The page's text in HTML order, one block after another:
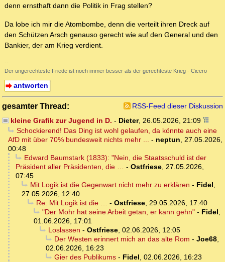
denn ernsthaft dann die Politik in Frag stellen?
Da lobe ich mir die Atombombe, denn die verteilt ihren Dreck auf
den Schützen Arsch genauso gerecht wie auf den General und den
Bankier, der am Krieg verdient.
--
Der ungerechteste Friede ist noch immer besser als der gerechteste Krieg - Cicero
antworten
gesamter Thread:
RSS-Feed dieser Diskussion
kleine Grafik zur Jugend in D. - Dieter, 26.05.2026, 21:09
Schockierend! Das Ding ist wohl gelaufen, da könnte auch eine
AfD mit über 70% bundesweit nichts mehr ... - neptun, 27.05.2026,
00:48
Edward Baumstark (1833): "Nein, die Staatsschuld ist der
Präsident aller Präsidenten, die … - Ostfriese, 27.05.2026,
07:45
Mit Logik ist die Gegenwart nicht mehr zu erklären - Fidel,
27.05.2026, 12:40
Re: Mit Logik ist die … - Ostfriese, 29.05.2026, 17:40
"Der Mohr hat seine Arbeit getan, er kann gehn"- Fidel,
01.06.2026, 17:01
Loslassen - Ostfriese, 02.06.2026, 12:05
Der Westen erinnert mich an das alte Rom - Joe68,
02.06.2026, 16:23
Gier des Publikums- Fidel, 02.06.2026, 16:23